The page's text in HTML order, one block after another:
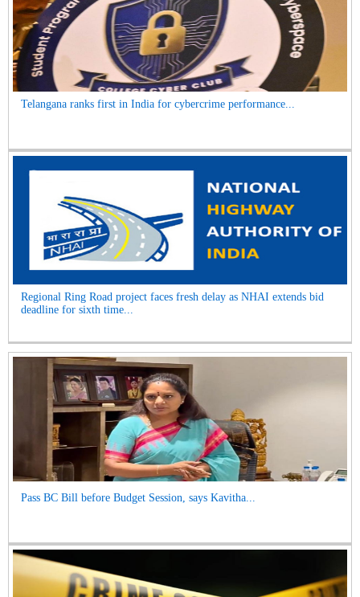
Telangana ranks first in India for cybercrime performance...
Regional Ring Road project faces fresh delay as NHAI extends bid
deadline for sixth time...
Pass BC Bill before Budget Session, says Kavitha...